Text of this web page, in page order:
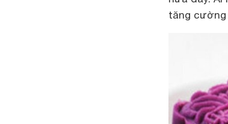
tăng cường